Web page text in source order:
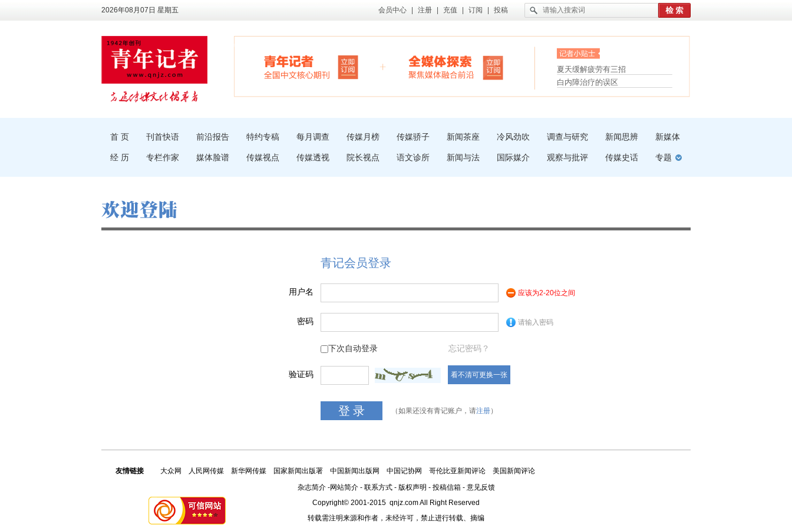
2026年08月07日 星期五 会员中心 注册 充值 订阅 投稿
眼白变红或是结膜下出血
“枝桠”“树桠”宜写成“枝...
护腰，摆脱六大坏习惯
受伤了冰敷还是热敷
白内障治疗的误区
首 页 刊首快语 前沿报告 特约专稿 每月调查 传媒月榜 传媒骄子 新闻茶座 冷风劲吹 调查与研究 新闻思辨 新媒体
经 历 专栏作家 媒体脸谱 传媒视点 传媒透视 院长视点 语文诊所 新闻与法 国际媒介 观察与批评 传媒史话 专题
青记会员登录
用户名 应该为2-20位之间
密码 请输入密码
下次自动登录 忘记密码？
验证码 看不清可更换一张
（如果还没有青记账户，请注册）
友情链接 大众网 人民网传媒 新华网传媒 国家新闻出版署 中国新闻出版网 中国记协网 哥伦比亚新闻评论
美国新闻评论
杂志简介-网站简介- 联系方式- 版权声明 - 投稿信箱- 意见反馈
Copyright© 2001-2015 qnjz.com All Right Reserved
转载需注明来源和作者，未经许可，禁止进行转载、摘编